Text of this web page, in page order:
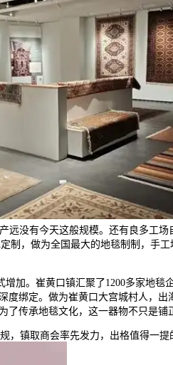
没有今天这般规模。还有良多工
，做为全国最大的地毯制制，手
。崔黄口镇汇聚了1200多家地毯
绑定。做为崔黄口大宫城村人，
传承地毯文化，这一器物不只是
取商会率先发力，出格值得一提